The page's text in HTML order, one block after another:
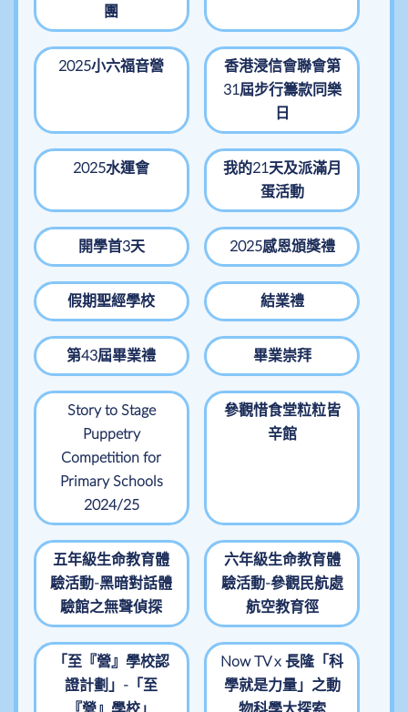
團
2025小六福音營
香港浸信會聯會第
31屆步行籌款同樂
日
2025水運會
我的21天及派滿月
蛋活動
開學首3天 2025感恩頒獎禮
假期聖經學校 結業禮
第43屆畢業禮 畢業崇拜
Story to Stage
Puppetry
Competition for
Primary Schools
2024/25
參觀惜食堂粒粒皆
辛館
五年級生命教育體
驗活動-黑暗對話體
驗館之無聲偵探
六年級生命教育體
驗活動-參觀民航處
航空教育徑
「至『營』學校認
證計劃」-「至
Now TV x 長隆「科
學就是力量」之動